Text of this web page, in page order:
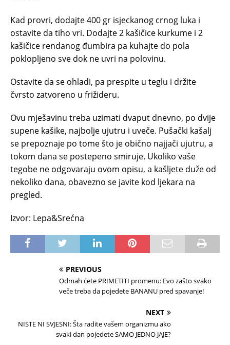
Kad provri, dodajte 400 gr isjeckanog crnog luka i
ostavite da tiho vri. Dodajte 2 kašičice kurkume i 2
kašičice rendanog đumbira pa kuhajte do pola
poklopljeno sve dok ne uvri na polovinu.
Ostavite da se ohladi, pa prespite u teglu i držite
čvrsto zatvoreno u frižideru.
Ovu mješavinu treba uzimati dvaput dnevno, po dvije
supene kašike, najbolje ujutru i uveče. Pušački kašalj
se prepoznaje po tome što je obično najjači ujutru, a
tokom dana se postepeno smiruje. Ukoliko vaše
tegobe ne odgovaraju ovom opisu, a kašljete duže od
nekoliko dana, obavezno se javite kod ljekara na
pregled.
Izvor: Lepa&Srećna
PREVIOUS
Odmah ćete PRIMETITI promenu: Evo zašto svako
veče treba da pojedete BANANU pred spavanje!
NEXT
NISTE NI SVJESNI: Šta radite vašem organizmu ako
svaki dan pojedete SAMO JEDNO JAJE?